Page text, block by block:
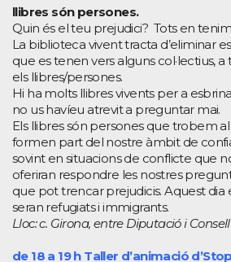
llibres són persones.
Quin és el teu prejudici? Tots en
La biblioteca vivent tracta d’eliminar
que es tenen vers alguns col·lectius,
els llibres/persones.
Hi ha molts llibres vivents per a
no us havíeu atrevit a preguntar mai.
Els llibres són persones que trobem
formen part del nostre àmbit de
sovint en situacions de conflicte que
oferiran respondre les nostres
que pot trencar prejudicis. Aquest dia
seran refugiats i immigrants.
Lloc: c. Girona, entre Diputació i
de 18 a 19 h Taller d’animació